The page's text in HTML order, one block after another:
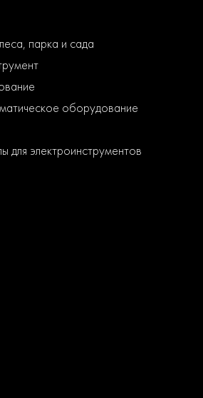
парка и сада
оборудование
для электроинструментов